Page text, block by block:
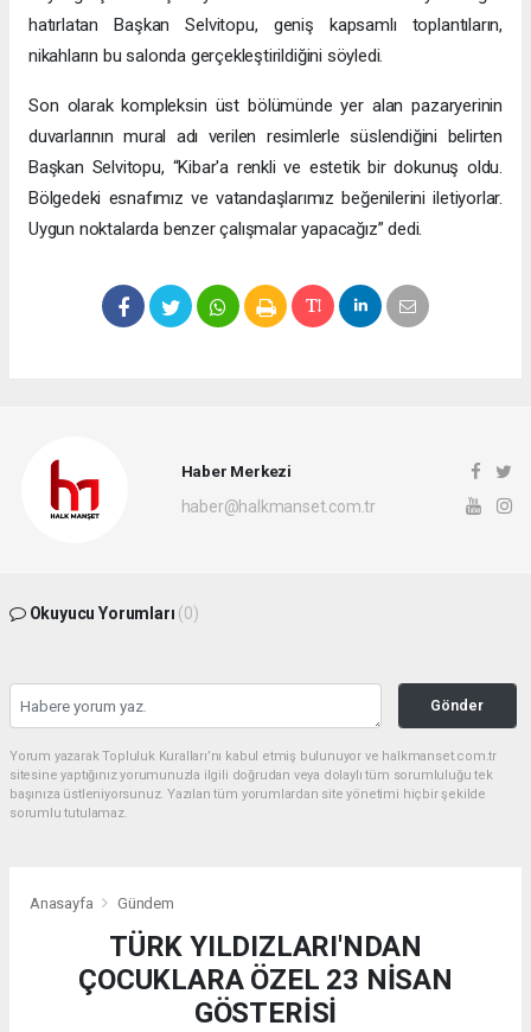
hatırlatan Başkan Selvitopu, geniş kapsamlı toplantıların,
nikahların bu salonda gerçekleştirildiğini söyledi.
Son olarak kompleksin üst bölümünde yer alan pazaryerinin
duvarlarının mural adı verilen resimlerle süslendiğini belirten
Başkan Selvitopu, “Kibar'a renkli ve estetik bir dokunuş oldu.
Bölgedeki esnafımız ve vatandaşlarımız beğenilerini iletiyorlar.
Uygun noktalarda benzer çalışmalar yapacağız” dedi.
Haber Merkezi
haber@halkmanset.com.tr
Okuyucu Yorumları (0)
Gönder
Yorum yazarak Topluluk Kuralları’nı kabul etmiş bulunuyor ve halkmanset.com.tr
sitesine yaptığınız yorumunuzla ilgili doğrudan veya dolaylı tüm sorumluluğu tek
başınıza üstleniyorsunuz. Yazılan tüm yorumlardan site yönetimi hiçbir şekilde
sorumlu tutulamaz.
Anasayfa Gündem
TÜRK YILDIZLARI'NDAN
ÇOCUKLARA ÖZEL 23 NİSAN
GÖSTERİSİ